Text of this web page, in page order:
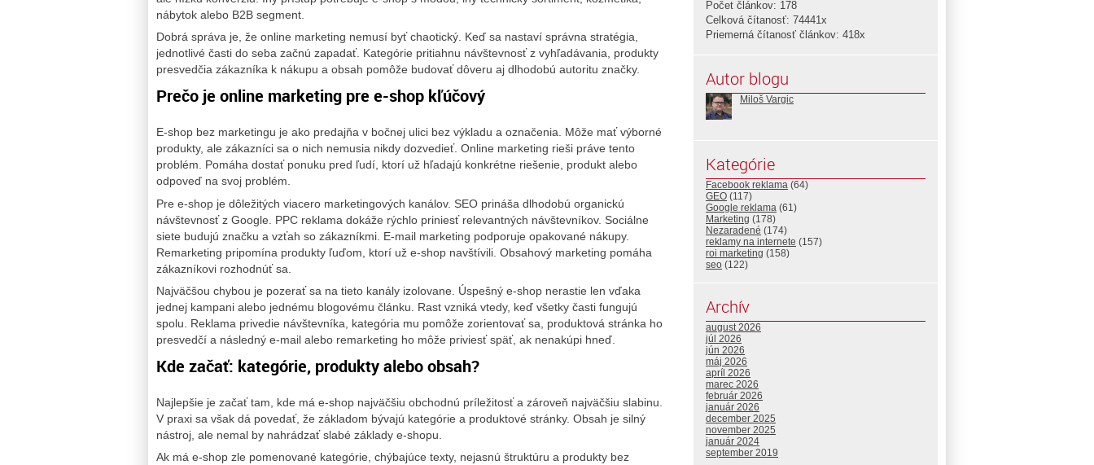
nábytok alebo B2B segment.
Dobrá správa je, že online marketing nemusí byť chaotický. Keď sa nastaví správna stratégia,
jednotlivé časti do seba začnú zapadať. Kategórie pritiahnu návštevnosť z vyhľadávania, produkty
presvedčia zákazníka k nákupu a obsah pomôže budovať dôveru aj dlhodobú autoritu značky.
Prečo je online marketing pre e-shop kľúčový
E-shop bez marketingu je ako predajňa v bočnej ulici bez výkladu a označenia. Môže mať výborné
produkty, ale zákazníci sa o nich nemusia nikdy dozvedieť. Online marketing rieši práve tento
problém. Pomáha dostať ponuku pred ľudí, ktorí už hľadajú konkrétne riešenie, produkt alebo
odpoveď na svoj problém.
Pre e-shop je dôležitých viacero marketingových kanálov. SEO prináša dlhodobú organickú
návštevnosť z Google. PPC reklama dokáže rýchlo priniesť relevantných návštevníkov. Sociálne
siete budujú značku a vzťah so zákazníkmi. E-mail marketing podporuje opakované nákupy.
Remarketing pripomína produkty ľuďom, ktorí už e-shop navštívili. Obsahový marketing pomáha
zákazníkovi rozhodnúť sa.
Najväčšou chybou je pozerať sa na tieto kanály izolovane. Úspešný e-shop nerastie len vďaka
jednej kampani alebo jednému blogovému článku. Rast vzniká vtedy, keď všetky časti fungujú
spolu. Reklama privedie návštevníka, kategória mu pomôže zorientovať sa, produktová stránka ho
presvedčí a následný e-mail alebo remarketing ho môže priviesť späť, ak nenakúpi hneď.
Kde začať: kategórie, produkty alebo obsah?
Najlepšie je začať tam, kde má e-shop najväčšiu obchodnú príležitosť a zároveň najväčšiu slabinu.
V praxi sa však dá povedať, že základom bývajú kategórie a produktové stránky. Obsah je silný
nástroj, ale nemal by nahrádzať slabé základy e-shopu.
Ak má e-shop zle pomenované kategórie, chýbajúce texty, nejasnú štruktúru a produkty bez
Počet článkov: 178
Celková čítanosť: 74441x
Priemerná čítanosť článkov: 418x
Autor blogu
Miloš Vargic
Kategórie
Facebook reklama (64)
GEO (117)
Google reklama (61)
Marketing (178)
Nezaradené (174)
reklamy na internete (157)
roi marketing (158)
seo (122)
Archív
august 2026
júl 2026
jún 2026
máj 2026
apríl 2026
marec 2026
február 2026
január 2026
december 2025
november 2025
január 2024
september 2019